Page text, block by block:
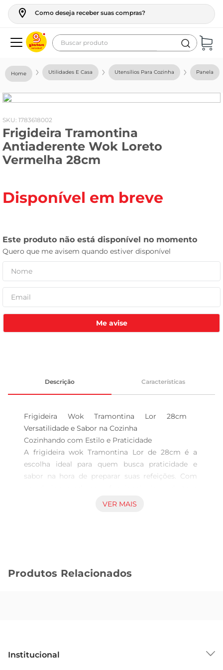
Como deseja receber suas compras?
Buscar produto
Utilidades E Casa Utensílios Para Cozinha Panela
: 1783618002
Frigideira Tramontina
Antiaderente Wok Loreto
Vermelha 28cm
Disponível em breve
Me avise
Descrição Características
Frigideira Wok Tramontina Lor 28cm
Versatilidade e Sabor na Cozinha
Cozinhando com Estilo e Praticidade
A frigideira wok Tramontina Lor de 28cm é a
escolha ideal para quem busca praticidade e
sabor na hora de preparar suas refeições. Com
em qualquer cozinha, permitindo que você
Material de Qualidade para Resultados Incríveis
que você aproveite mais tempo com a família e
VER MAIS
Produtos Relacionados
Institucional
geladeira
fogao
café
cerveja
vinho
tv